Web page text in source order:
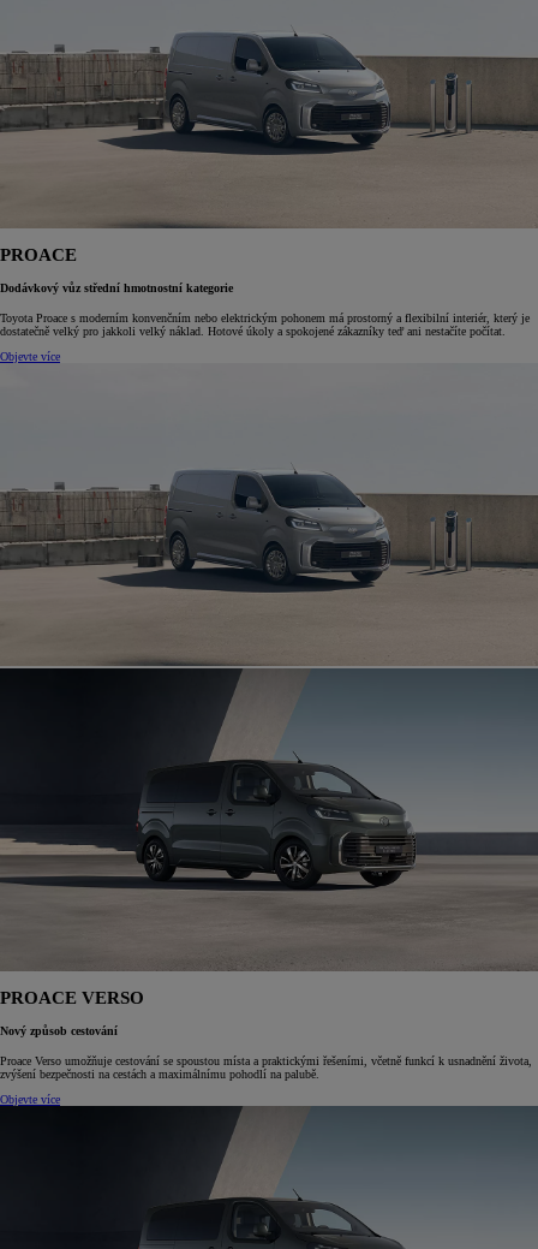
PROACE
Dodávkový vůz střední hmotnostní kategorie
Toyota Proace s moderním konvenčním nebo elektrickým pohonem má prostorný a flexibilní interiér, který je
dostatečně velký pro jakkoli velký náklad. Hotové úkoly a spokojené zákazníky teď ani nestačíte počítat.
Objevte více
PROACE VERSO
Nový způsob cestování
Proace Verso umožňuje cestování se spoustou místa a praktickými řešeními, včetně funkcí k usnadnění života,
zvýšení bezpečnosti na cestách a maximálnímu pohodlí na palubě.
Objevte více